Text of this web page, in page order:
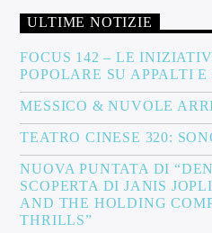
ULTIME NOTIZIE
FOCUS 142 – LE
POPOLARE SU APPALTI
MESSICO & NUVOLE
TEATRO CINESE 320:
NUOVA PUNTATA DI
SCOPERTA DI JANIS
AND THE HOLDING
THRILLS”